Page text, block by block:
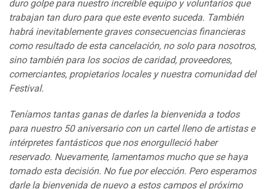
duro golpe para nuestro increíble equipo y voluntarios que
trabajan tan duro para que este evento suceda. También
habrá inevitablemente graves consecuencias financieras
como resultado de esta cancelación, no solo para nosotros,
sino también para los socios de caridad, proveedores,
comerciantes, propietarios locales y nuestra comunidad del
Festival.
Teníamos tantas ganas de darles la bienvenida a todos
para nuestro 50 aniversario con un cartel lleno de artistas e
intérpretes fantásticos que nos enorgulleció haber
reservado. Nuevamente, lamentamos mucho que se haya
tomado esta decisión. No fue por elección. Pero esperamos
darle la bienvenida de nuevo a estos campos el próximo